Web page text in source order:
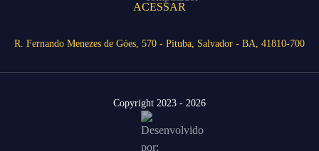
ACESSAR
R. Fernando Menezes de Góes, 570 - Pituba, Salvador - BA, 41810-700
Copyright 2023 - 2026